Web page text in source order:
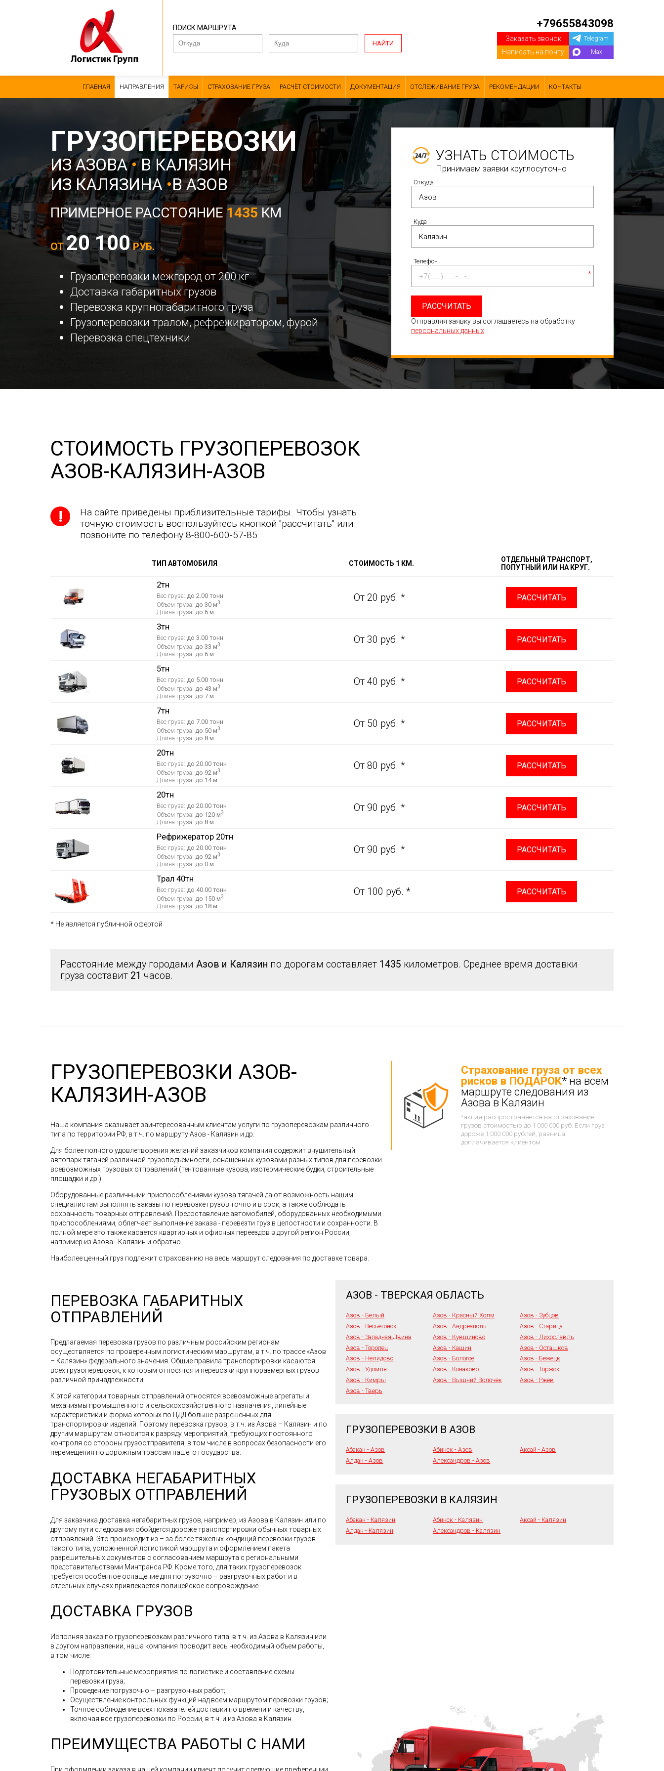
ПОИСК МАРШРУТА
НАЙТИ
+79655843098
Заказать звонок
Написать на почту
Telegram
Max
ГЛАВНАЯ НАПРАВЛЕНИЯ ТАРИФЫ СТРАХОВАНИЕ ГРУЗА РАСЧЁТ СТОИМОСТИ ДОКУМЕНТАЦИЯ ОТСЛЕЖИВАНИЕ ГРУЗА РЕКОМЕНДАЦИИ КОНТАКТЫ
ГРУЗОПЕРЕВОЗКИ
ИЗ АЗОВА•В КАЛЯЗИН
ИЗ КАЛЯЗИНА•В АЗОВ
ПРИМЕРНОЕ РАССТОЯНИЕ1435 КМ
ОТ20 100РУБ.
Грузоперевозки межгород от 200 кг
Доставка габаритных грузов
Перевозка крупногабаритного груза
Грузоперевозки тралом, рефрежиратором, фурой
Перевозка спецтехники
УЗНАТЬ СТОИМОСТЬ
Принимаем заявки круглосуточно
Откуда
Куда
Телефон
*
РАССЧИТАТЬ
Отправляя заявку вы соглашаетесь на обработку
персональных данных
СТОИМОСТЬ ГРУЗОПЕРЕВОЗОК
АЗОВ-КАЛЯЗИН-АЗОВ
На сайте приведены приблизительные тарифы. Чтобы узнать
точную стоимость воспользуйтесь кнопкой "рассчитать" или
позвоните по телефону 8-800-600-57-85
ТИП АВТОМОБИЛЯ СТОИМОСТЬ 1 КМ.
ОТДЕЛЬНЫЙ ТРАНСПОРТ,
ПОПУТНЫЙ ИЛИ НА КРУГ.
2тн
Вес груза: до 2.00 тонн
Объем груза: до 30 м3
Длина груза: до 6 м
От 20 руб. * РАССЧИТАТЬ
3тн
Вес груза: до 3.00 тонн
Объем груза: до 33 м3
Длина груза: до 6 м
От 30 руб. * РАССЧИТАТЬ
5тн
Вес груза: до 5.00 тонн
Объем груза: до 43 м3
Длина груза: до 7 м
От 40 руб. * РАССЧИТАТЬ
7тн
Вес груза: до 7.00 тонн
Объем груза: до 50 м3
Длина груза: до 8 м
От 50 руб. * РАССЧИТАТЬ
20тн
Вес груза: до 20.00 тонн
Объем груза: до 92 м3
Длина груза: до 14 м
От 80 руб. * РАССЧИТАТЬ
20тн
Вес груза: до 20.00 тонн
Объем груза: до 120 м3
Длина груза: до 8 м
От 90 руб. * РАССЧИТАТЬ
Рефрижератор 20тн
Вес груза: до 20.00 тонн
Объем груза: до 92 м3
Длина груза: до 0 м
От 90 руб. * РАССЧИТАТЬ
Трал 40тн
Вес груза: до 40.00 тонн
Объем груза: до 150 м3
Длина груза: до 18 м
От 100 руб. * РАССЧИТАТЬ
* Не является публичной офертой
Расстояние между городами Азов и Калязин по дорогам составляет 1435 километров. Среднее время доставки
груза составит 21 часов.
ГРУЗОПЕРЕВОЗКИ АЗОВ-
КАЛЯЗИН-АЗОВ
Наша компания оказывает заинтересованным клиентам услуги по грузоперевозкам различного
типа по территории РФ, в т.ч. по маршруту Азов - Калязин и др.
Для более полного удовлетворения желаний заказчиков компания содержит внушительный
автопарк тягачей различной грузоподъемности, оснащенных кузовами разных типов для перевозки
всевозможных грузовых отправлений (тентованные кузова, изотермические будки, строительные
площадки и др.).
Оборудованные различными приспособлениями кузова тягачей дают возможность нашим
специалистам выполнять заказы по перевозке грузов точно и в срок, а также соблюдать
сохранность товарных отправлений. Предоставление автомобилей, оборудованных необходимыми
приспособлениями, облегчает выполнение заказа - перевезти груз в целостности и сохранности. В
полной мере это также касается квартирных и офисных переездов в другой регион России,
например из Азова - Калязин и обратно.
Наиболее ценный груз подлежит страхованию на весь маршрут следования по доставке товара.
Страхование груза от всех
рисков в ПОДАРОК* на всем
маршруте следования из
Азова в Калязин
*акция распространяется на страхование
грузов стоимостью до 1 000 000 руб. Если груз
дороже 1 000 000 рублей, разница
доплачивается клиентом.
ПЕРЕВОЗКА ГАБАРИТНЫХ
ОТПРАВЛЕНИЙ
Предлагаемая перевозка грузов по различным российским регионам
осуществляется по проверенным логистическим маршрутам, в т.ч. по трассе «Азов
– Калязин» федерального значения. Общие правила транспортировки касаются
всех грузоперевозок, к которым относятся и перевозки крупноразмерных грузов
различной принадлежности.
К этой категории товарных отправлений относятся всевозможные агрегаты и
механизмы промышленного и сельскохозяйственного назначения, линейные
характеристики и форма которых по ПДД больше разрешенных для
транспортировки изделий. Поэтому перевозка грузов, в т.ч. из Азова – Калязин и по
другим маршрутам относится к разряду мероприятий, требующих постоянного
контроля со стороны грузоотправителя, в том числе в вопросах безопасности его
перемещения по дорожным трассам нашего государства.
ДОСТАВКА НЕГАБАРИТНЫХ
ГРУЗОВЫХ ОТПРАВЛЕНИЙ
Для заказчика доставка негабаритных грузов, например, из Азова в Калязин или по
другому пути следования обойдется дороже транспортировки обычных товарных
отправлений. Это происходит из – за более тяжелых кондиций перевозки грузов
такого типа, усложненной логистикой маршрута и оформлением пакета
разрешительных документов с согласованием маршрута с региональными
представительствами Минтранса РФ. Кроме того, для таких грузоперевозок
требуется особенное оснащение для погрузочно – разгрузочных работ и в
отдельных случаях привлекается полицейское сопровождение.
ДОСТАВКА ГРУЗОВ
Исполняя заказ по грузоперевозкам различного типа, в т.ч. из Азова в Калязин или
в другом направлении, наша компания проводит весь необходимый объем работы,
в том числе:
Подготовительные мероприятия по логистике и составление схемы
перевозки груза;
Проведение погрузочно – разгрузочных работ;
Осуществление контрольных функций над всем маршрутом перевозки грузов;
Точное соблюдение всех показателей доставки по времени и качеству,
включая все грузоперевозки по России, в т.ч. и из Азова в Калязин.
ПРЕИМУЩЕСТВА РАБОТЫ С НАМИ
При оформлении заказа в нашей компании клиент получит следующие преференции
АЗОВ - ТВЕРСКАЯ ОБЛАСТЬ
Азов - Белый Азов - Красный Холм
Азов - Зубцов
Азов - Весьегонск
Азов - Андреаполь
Азов - Старица
Азов - Западная Двина
Азов - Кувшиново
Азов - Лихославль
Азов - Торопец
Азов - Кашин
Азов - Осташков
Азов - Нелидово
Азов - Бологое
Азов - Бежецк
Азов - Удомля
Азов - Конаково
Азов - Торжок
Азов - Кимры
Азов - Вышний Волочёк
Азов - Ржев
Азов - Тверь
ГРУЗОПЕРЕВОЗКИ В АЗОВ
Абакан - Азов Абинск - Азов
Аксай - Азов
Алдан - Азов
Александров - Азов
ГРУЗОПЕРЕВОЗКИ В КАЛЯЗИН
Абакан - Калязин Абинск - Калязин
Аксай - Калязин
Алдан - Калязин
Александров - Калязин